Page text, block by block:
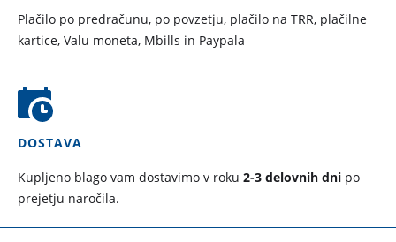
Plačilo po predračunu, po povzetju, plačilo na TRR, plačilne
kartice, Valu moneta, Mbills in Paypala
DOSTAVA
Kupljeno blago vam dostavimo v roku 2-3 delovnih dni po
prejetju naročila.